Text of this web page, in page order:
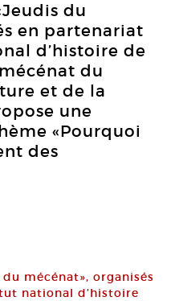
du
en partenariat
d’histoire de
du
et de la
une
«Pourquoi
des
mécénat», organisés
national d’histoire